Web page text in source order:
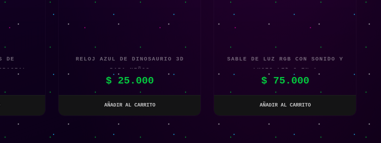
DE
RELOJ AZUL DE DINOSAURIO 3D
PARA NIÑOS
$25.000
AÑADIR AL CARRITO
SABLE DE LUZ RGB CON SONIDO Y
LUCES LED 2 EN 1
$75.000
AÑADIR AL CARRITO